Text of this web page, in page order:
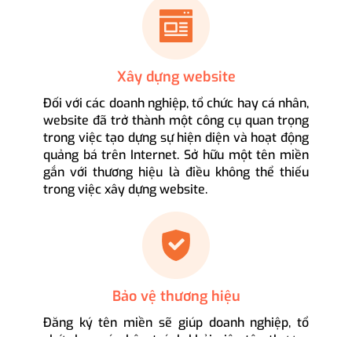
Xây dựng website
Đối với các doanh nghiệp, tổ chức hay cá nhân,
website đã trở thành một công cụ quan trọng
trong việc tạo dựng sự hiện diện và hoạt động
quảng bá trên Internet. Sở hữu một tên miền
gắn với thương hiệu là điều không thể thiếu
trong việc xây dựng website.
Bảo vệ thương hiệu
Đăng ký tên miền sẽ giúp doanh nghiệp, tổ